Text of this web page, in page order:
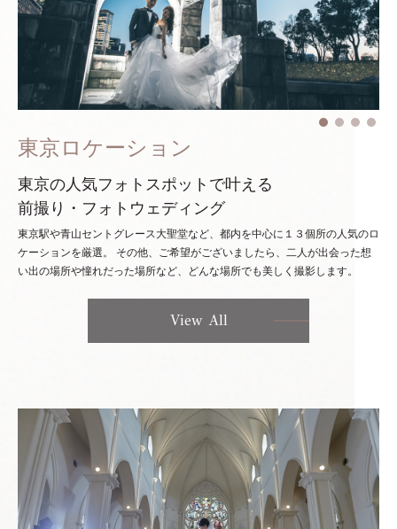
東京ロケーション
東京の人気フォトスポットで叶える
前撮り・フォトウェディング
東京駅や青山セントグレース大聖堂など、都内を中心に１３個所の人気のロ
ケーションを厳選。 その他、ご希望がございましたら、二人が出会った想
い出の場所や憧れだった場所など、どんな場所でも美しく撮影します。
View All